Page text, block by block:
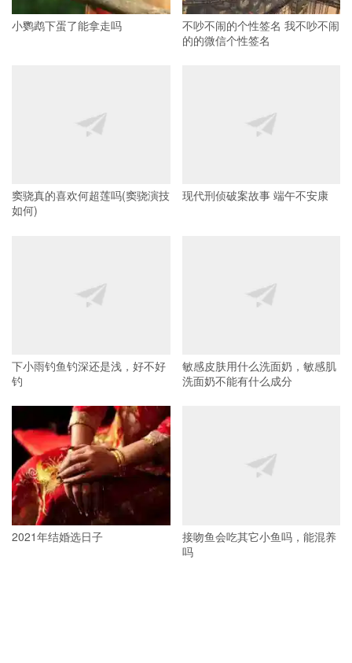
小鹦鹉下蛋了能拿走吗
不吵不闹的个性签名 我不吵不闹
的的微信个性签名
窦骁真的喜欢何超莲吗(窦骁演技
如何)
现代刑侦破案故事 端午不安康
下小雨钓鱼钓深还是浅，好不好
钓
敏感皮肤用什么洗面奶，敏感肌
洗面奶不能有什么成分
2021年结婚选日子
接吻鱼会吃其它小鱼吗，能混养
吗